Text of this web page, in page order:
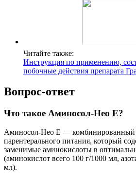
Читайте также:
Инструкция по применению,
побочные действия препарата
Вопрос-ответ
Что такое Аминосол-Нео Е?
Аминосол-Нео Е — комбинированный
парентерального питания, который
заменимые аминокислоты в
(аминокислот всего 100 г/1000 мл,
мл).